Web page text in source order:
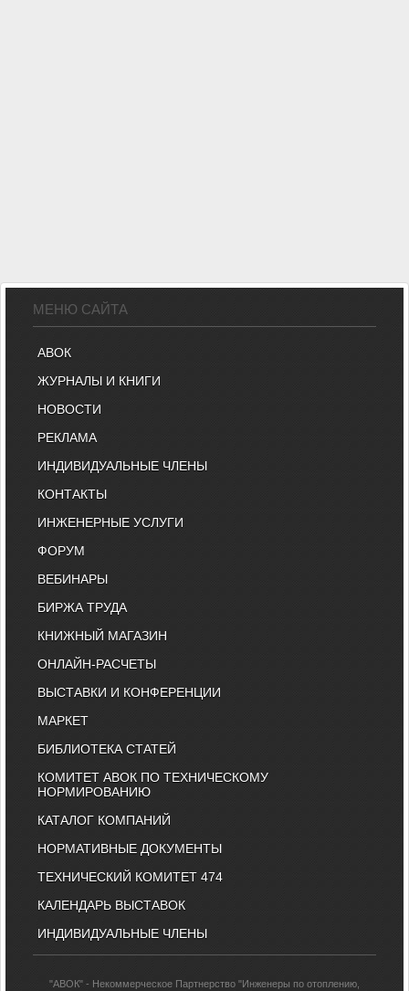
МЕНЮ САЙТА
АВОК
ЖУРНАЛЫ И КНИГИ
НОВОСТИ
РЕКЛАМА
ИНДИВИДУАЛЬНЫЕ ЧЛЕНЫ
КОНТАКТЫ
ИНЖЕНЕРНЫЕ УСЛУГИ
ФОРУМ
ВЕБИНАРЫ
БИРЖА ТРУДА
КНИЖНЫЙ МАГАЗИН
ОНЛАЙН-РАСЧЕТЫ
ВЫСТАВКИ И КОНФЕРЕНЦИИ
МАРКЕТ
БИБЛИОТЕКА СТАТЕЙ
КОМИТЕТ АВОК ПО ТЕХНИЧЕСКОМУ
НОРМИРОВАНИЮ
КАТАЛОГ КОМПАНИЙ
НОРМАТИВНЫЕ ДОКУМЕНТЫ
ТЕХНИЧЕСКИЙ КОМИТЕТ 474
КАЛЕНДАРЬ ВЫСТАВОК
ИНДИВИДУАЛЬНЫЕ ЧЛЕНЫ
"АВОК" - Некоммерческое Партнерство "Инженеры по отоплению,